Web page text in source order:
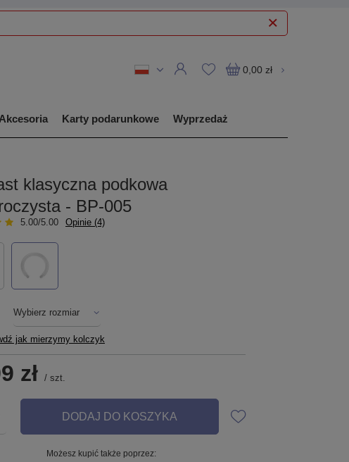
0,00 zł
Akcesoria Karty podarunkowe Wyprzedaż
klasyczna podkowa
- BP-005
5.00/5.00 Opinie (4)
Wybierz rozmiar
jak mierzymy kolczyk
zł / szt.
DODAJ DO KOSZYKA
Możesz kupić także poprzez: